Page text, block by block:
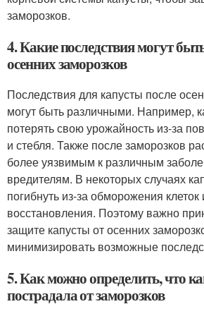
заморозков.
4. Какие последствия могут
осенних заморозков
Последствия для капусты после
могут быть различными. Например,
потерять свою урожайность из-за
и стебля. Также после заморозков
более уязвимым к различным
вредителям. В некоторых случаях
погибнуть из-за обморожения
восстановления. Поэтому важно
защите капусты от осенних
минимизировать возможные
5. Как можно определить, что
пострадала от заморозков